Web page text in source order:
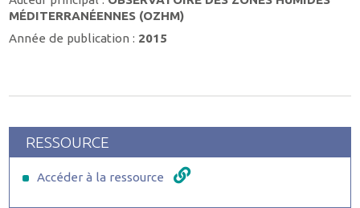
MÉDITERRANÉENNES (OZHM)
Année de publication : 2015
RESSOURCE
Accéder à la ressource